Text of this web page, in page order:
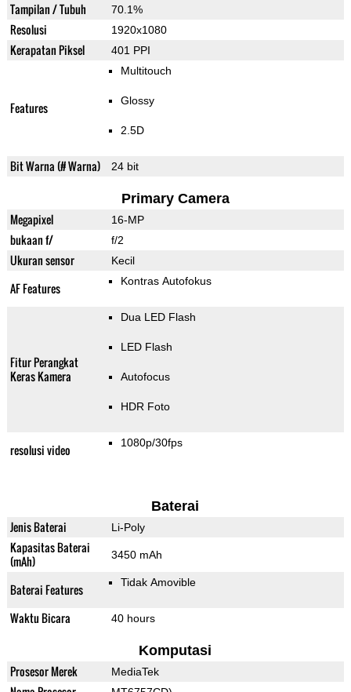
Tampilan / Tubuh 70.1%
Resolusi 1920x1080
Kerapatan Piksel 401 PPI
Features
Multitouch
Glossy
2.5D
Bit Warna (# Warna) 24 bit
Primary Camera
Megapixel 16-MP
bukaan f/ f/2
Ukuran sensor Kecil
AF Features Kontras Autofokus
Fitur Perangkat
Keras Kamera
Dua LED Flash
LED Flash
Autofocus
HDR Foto
resolusi video 1080p/30fps
Baterai
Jenis Baterai Li-Poly
Kapasitas Baterai
(mAh)
3450 mAh
Baterai Features Tidak Amovible
Waktu Bicara 40 hours
Komputasi
Prosesor Merek MediaTek